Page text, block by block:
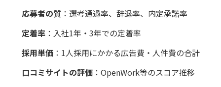
応募者の質 ：選考通過率、辞退率、内定承諾率
定着率 ：入社1年・3年での定着率
採用単価 ：1人採用にかかる広告費・人件費の合計
口コミサイトの評価 ：OpenWork等のスコア推移